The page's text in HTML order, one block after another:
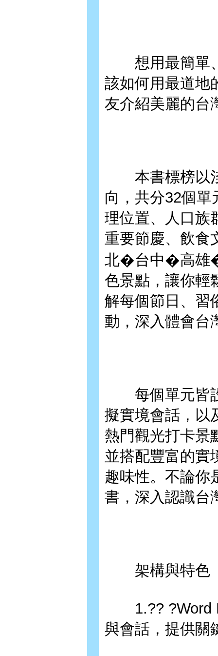
想用最簡單、
該如何用最道地
友介紹美麗的台
本書標榜以淺
向，共分32個
理位置、人口族
重要節慶、飲食
北�台中�高雄
色景點，讓你輕
解每個節日、習
動，深入體會台
每個單元皆設
擬實境會話，以
熱門觀光打卡景
並搭配豐富的實
趣味性。不論你
書，深入認識台
架構與特色
1.?? ?Word
與會話，提供關